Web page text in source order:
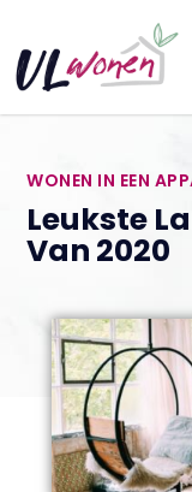
WONEN IN EEN
Leukste
Van 2020